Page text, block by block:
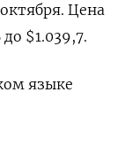
Цена
$1.039,7.
языке